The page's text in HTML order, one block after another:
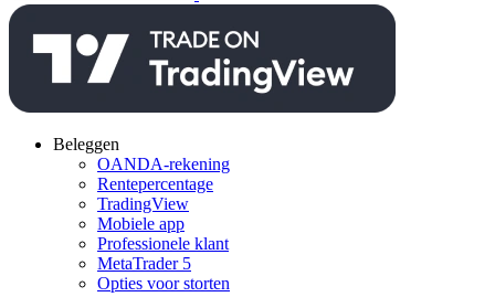
Beleggen
OANDA-rekening
Rentepercentage
TradingView
Mobiele app
Professionele klant
MetaTrader 5
Opties voor storten